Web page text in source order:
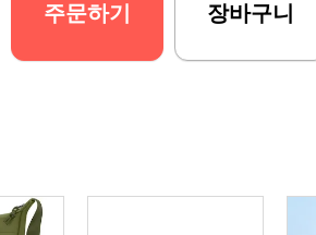
주문하기 장바구니